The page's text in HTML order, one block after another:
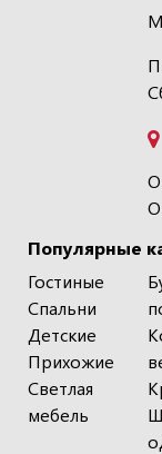
Популярные
Гостиные
Спальни
Детские
Прихожие
Светлая
мебель